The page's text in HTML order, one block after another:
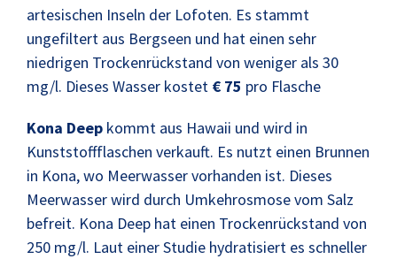
artesischen Inseln der Lofoten. Es stammt
ungefiltert aus Bergseen und hat einen sehr
niedrigen Trockenrückstand von weniger als 30
mg/l. Dieses Wasser kostet € 75 pro Flasche
Kona Deep kommt aus Hawaii und wird in
Kunststoffflaschen verkauft. Es nutzt einen Brunnen
in Kona, wo Meerwasser vorhanden ist. Dieses
Meerwasser wird durch Umkehrosmose vom Salz
befreit. Kona Deep hat einen Trockenrückstand von
250 mg/l. Laut einer Studie hydratisiert es schneller